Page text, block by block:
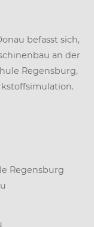
befasst sich,
an der
Regensburg,
Regensburg